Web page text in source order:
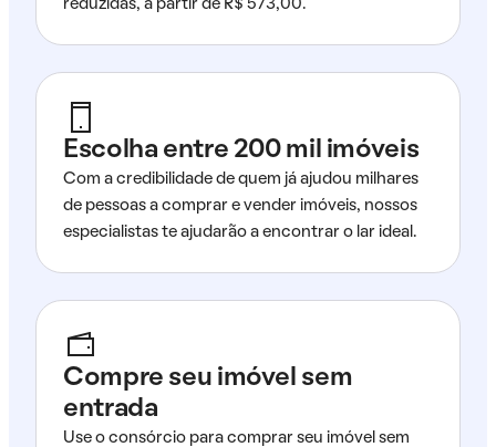
reduzidas, a partir de R$ 573,00.
Escolha entre 200 mil imóveis
Com a credibilidade de quem já ajudou milhares
de pessoas a comprar e vender imóveis, nossos
especialistas te ajudarão a encontrar o lar ideal.
Compre seu imóvel sem
entrada
Use o consórcio para comprar seu imóvel sem